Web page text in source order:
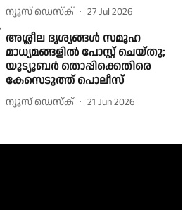
ന്യൂസ് ഡെസ്ക് 27 Jul 2026
അശ്ലീല ദൃശ്യങ്ങൾ സമൂഹ
മാധ്യമങ്ങളിൽ പോസ്റ്റ്‌ ചെയ്തു;
യൂട്യൂബർ തൊപ്പിക്കെതിരെ
കേസെടുത്ത് പൊലീസ്
ന്യൂസ് ഡെസ്ക് 21 Jun 2026